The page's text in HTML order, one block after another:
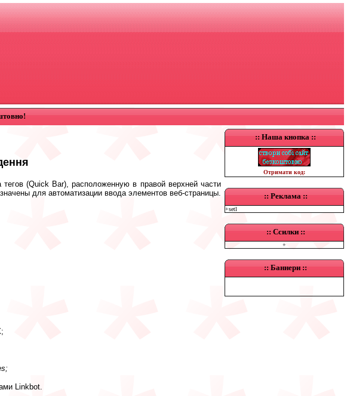
(Quick Bar), расположенную в правой верхней части
для автоматизации ввода элементов веб-страницы.
Linkbot.
:: Наша кнопка ::
Отримати код:
:: Реклама::
+setl
:: Ссилки ::
+
:: Баннери::